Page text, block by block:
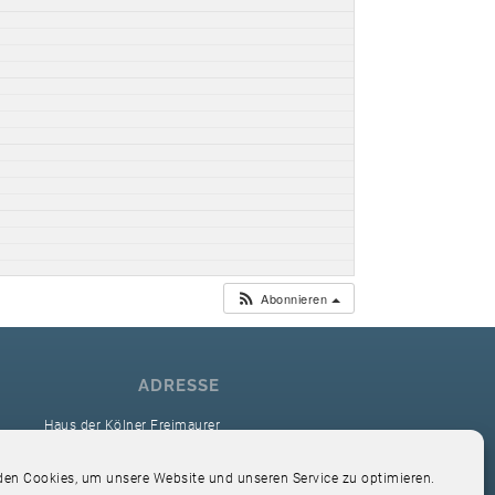
Cookies, um unsere Website und unseren Service zu optimieren.
Abonnieren
ADRESSE
Haus der Kölner Freimaurer
Hardefuststr. 9